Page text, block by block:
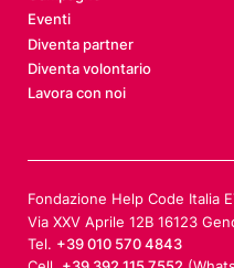
Eventi
Diventa partner
Diventa volontario
Lavora con noi
Fondazione Help Code Italia
Via XXV Aprile 12B 16123
Tel. +39 010 570 4843